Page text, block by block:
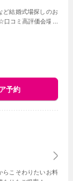
ど結婚式場探しのお
コミ高評価会場を
予約
らこそわりたいお料